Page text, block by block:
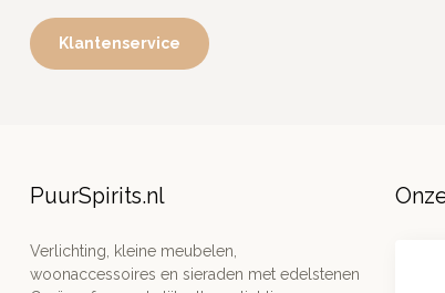
Klantenservice
PuurSpirits.nl
Verlichting, kleine meubelen,
woonaccessoires en sieraden met edelstenen